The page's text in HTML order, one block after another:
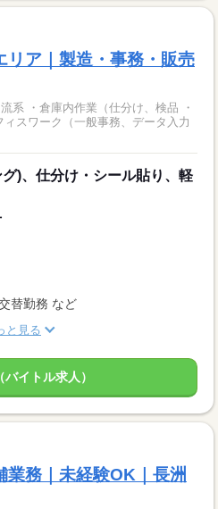
リア｜製造・事務・販売
系 ・倉庫内作業（仕分け、検品 ・
スワーク（一般事務、データ入力
)、仕分け・シール貼り、軽
替勤務 など
と見る
イトル求人）
業務｜未経験OK｜長洲